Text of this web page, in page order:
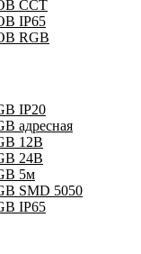
CCT
IP65
RGB
IP20
адресная
12В
24В
5м
SMD 5050
IP65